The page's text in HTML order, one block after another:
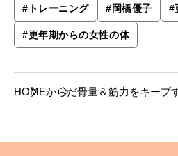
# トレーニング #岡橋優子 #
#更年期からの女性の体
HOMEからだ骨量＆筋力をキープ